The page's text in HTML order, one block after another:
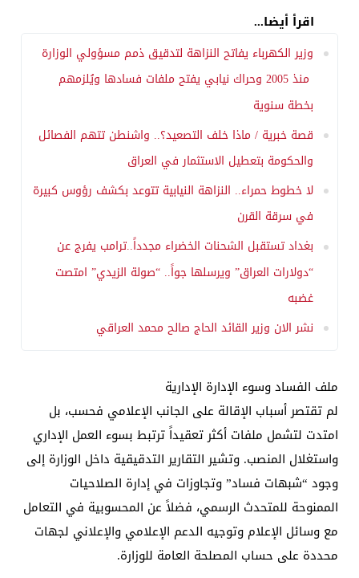
اقرأ أيضا...
وزير الكهرباء يفاتح النزاهة لتدقيق ذمم مسؤولي الوزارة
منذ 2005 وحراك نيابي يفتح ملفات فسادها ويُلزمهم
بخطة سنوية
قصة خبرية / ماذا خلف التصعيد؟.. واشنطن تتهم الفصائل
والحكومة بتعطيل الاستثمار في العراق
لا خطوط حمراء.. النزاهة النيابية تتوعد بكشف رؤوس كبيرة
في سرقة القرن
بغداد تستقبل الشحنات الخضراء مجدداً..ترامب يفرج عن
“دولارات العراق” ويرسلها جواً.. “صولة الزيدي” امتصت
غضبه
نشر الان وزير القائد الحاج صالح محمد العراقي
​ملف الفساد وسوء الإدارة الإدارية
​لم تقتصر أسباب الإقالة على الجانب الإعلامي فحسب، بل
امتدت لتشمل ملفات أكثر تعقيداً ترتبط بسوء العمل الإداري
واستغلال المنصب. وتشير التقارير التدقيقية داخل الوزارة إلى
وجود “شبهات فساد” وتجاوزات في إدارة الصلاحيات
الممنوحة للمتحدث الرسمي، فضلاً عن المحسوبية في التعامل
مع وسائل الإعلام وتوجيه الدعم الإعلامي والإعلاني لجهات
محددة على حساب المصلحة العامة للوزارة.